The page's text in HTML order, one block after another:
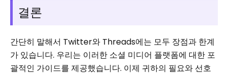
결론
간단히 말해서 Twitter와 Threads에는 모두 장점과 한계
가 있습니다. 우리는 이러한 소셜 미디어 플랫폼에 대한 포
괄적인 가이드를 제공했습니다. 이제 귀하의 필요와 선호